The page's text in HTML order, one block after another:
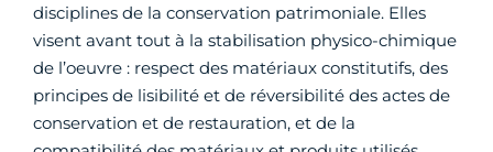
disciplines de la conservation patrimoniale. Elles
visent avant tout à la stabilisation physico-chimique
de l’oeuvre : respect des matériaux constitutifs, des
principes de lisibilité et de réversibilité des actes de
conservation et de restauration, et de la